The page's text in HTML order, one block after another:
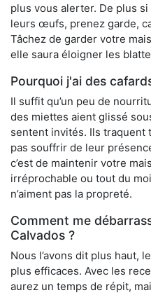
plus vous alerter. De plus
leurs œufs, prenez garde,
Tâchez de garder votre
elle saura éloigner les
Pourquoi j'ai des
Il suffit qu’un peu de
des miettes aient glissé
sentent invités. Ils traquent
pas souffrir de leur
c’est de maintenir votre
irréprochable ou tout du
n’aiment pas la propreté.
Comment me
Calvados ?
Nous l’avons dit plus haut,
plus efficaces. Avec les
aurez un temps de répit,